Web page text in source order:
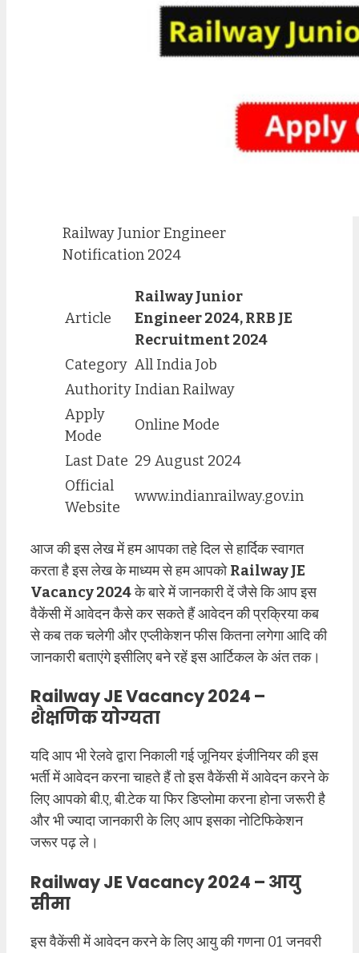
Railway Junior Engineer
Notification 2024
Article
Railway Junior
Engineer 2024, RRB JE
Recruitment 2024
Category All India Job
Authority Indian Railway
Apply
Mode
Online Mode
Last Date 29 August 2024
Official
Website
www.indianrailway.gov.in
आज की इस लेख में हम आपका तहे दिल से हार्दिक स्वागत
करता है इस लेख के माध्यम से हम आपकोRailway JE
Vacancy 2024के बारे में जानकारी दें जैसे कि आप इस
वैकेंसी में आवेदन कैसे कर सकते हैं आवेदन की प्रक्रिया कब
से कब तक चलेगी और एप्लीकेशन फीस कितना लगेगा आदि की
जानकारी बताएंगे इसीलिए बने रहें इस आर्टिकल के अंत तक।
Railway JE Vacancy 2024 –
शैक्षणिक योग्यता
यदि आप भी रेलवे द्वारा निकाली गई जूनियर इंजीनियर की इस
भर्ती में आवेदन करना चाहते हैं तो इस वैकेंसी में आवेदन करने के
लिए आपको बी.ए, बी.टेक या फिर डिप्लोमा करना होना जरूरी है
और भी ज्यादा जानकारी के लिए आप इसका नोटिफिकेशन
जरूर पढ़ ले।
Railway JE Vacancy 2024 – आयु
सीमा
इस वैकेंसी में आवेदन करने के लिए आयु की गणना 01 जनवरी